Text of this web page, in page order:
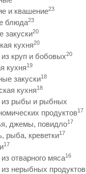
и квашение23
блюда23
закуски20
кухня20
круп и бобовых20
кухня19
закуски18
кухня18
рыбы и рыбных
продуктов17
джемы, повидло17
рыба, креветки17
17
отварного мяса16
нерыбных продуктов